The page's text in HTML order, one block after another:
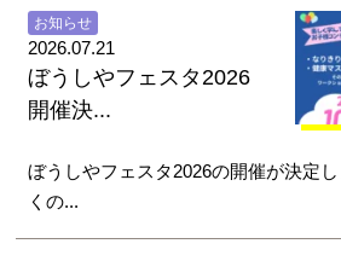
2026.07.21
お知らせ
ぼうしやフェスタ2026
開催決...
ぼうしやフェスタ2026の開催が決定
くの...